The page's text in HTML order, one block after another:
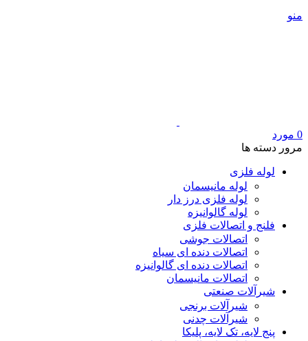
منو
0 مورد
مرور دسته ها
لوله فلزی
لوله مانیسمان
لوله فلزی درز دار
لوله گالوانیزه
فلنج و اتصالات فلزی
اتصالات جوشی
اتصالات دنده ای سیاه
اتصالات دنده ای گالوانیزه
اتصالات مانیسمان
شیرآلات صنعتی
شیرآلات برنجی
شیرآلات چدنی
پنج لایه، تک لایه، پلیکا